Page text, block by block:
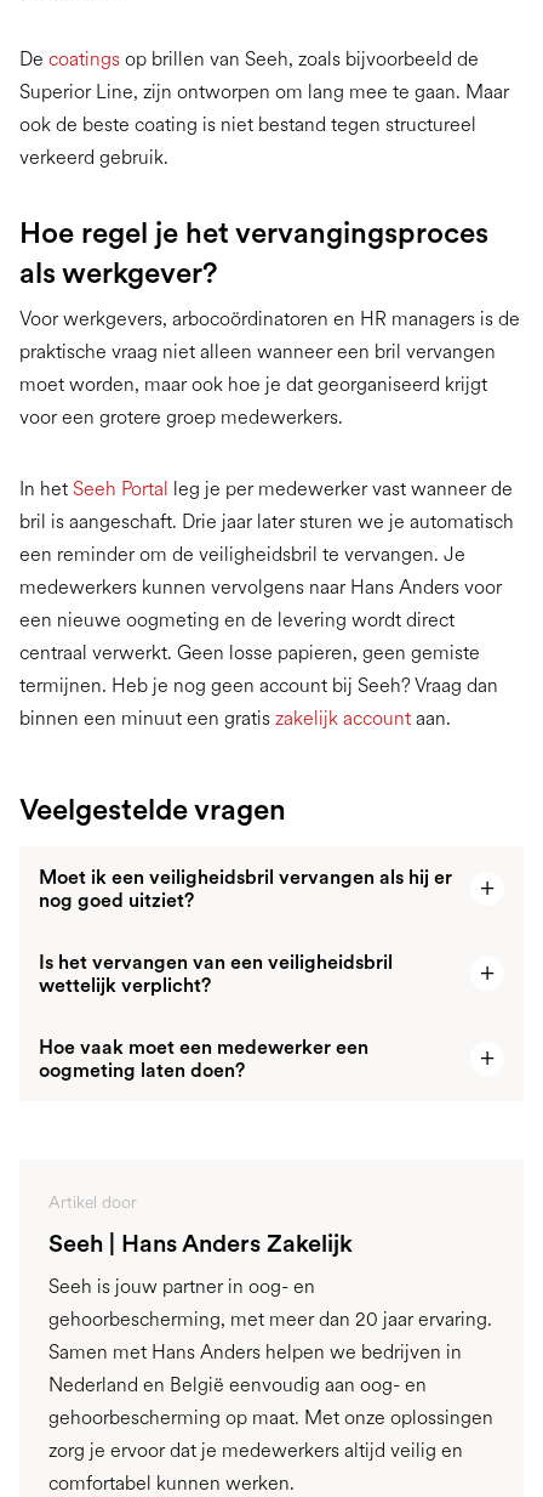
De coatings op brillen van Seeh, zoals bijvoorbeeld de
Superior Line, zijn ontworpen om lang mee te gaan. Maar
ook de beste coating is niet bestand tegen structureel
verkeerd gebruik.
Hoe regel je het vervangingsproces
als werkgever?
Voor werkgevers, arbocoördinatoren en HR managers is de
praktische vraag niet alleen wanneer een bril vervangen
moet worden, maar ook hoe je dat georganiseerd krijgt
voor een grotere groep medewerkers.
In het Seeh Portal leg je per medewerker vast wanneer de
bril is aangeschaft. Drie jaar later sturen we je automatisch
een reminder om de veiligheidsbril te vervangen. Je
medewerkers kunnen vervolgens naar Hans Anders voor
een nieuwe oogmeting en de levering wordt direct
centraal verwerkt. Geen losse papieren, geen gemiste
termijnen. Heb je nog geen account bij Seeh? Vraag dan
binnen een minuut een gratis zakelijk account aan.
Veelgestelde vragen
Moet ik een veiligheidsbril vervangen als hij er
nog goed uitziet?
Ja, ook dan raden we aan om de veiligheidsbril na
drie jaar te vervangen. Lenzen raken microscopisch
brozer door uv straling en chemische stoffen.
Is het vervangen van een veiligheidsbril
wettelijk verplicht?
De wet schrijft geen vaste termijn voor, maar Artikel
8.3 van het Arbeidsomstandighedenbesluit verplicht
Hoe vaak moet een medewerker een
oogmeting laten doen?
de ogen van de medewerker.
Artikel door
Seeh | Hans Anders Zakelijk
Seeh is jouw partner in oog- en
gehoorbescherming, met meer dan 20 jaar ervaring.
Samen met Hans Anders helpen we bedrijven in
Nederland en België eenvoudig aan oog- en
gehoorbescherming op maat. Met onze oplossingen
zorg je ervoor dat je medewerkers altijd veilig en
comfortabel kunnen werken.